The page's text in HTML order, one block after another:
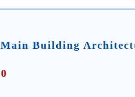
Main Building